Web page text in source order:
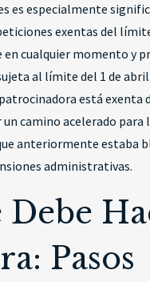
es especialmente
exentas del
en cualquier momento y
al límite del 1 de
está exenta
un camino acelerado para
anteriormente estaba
administrativas.
Debe
Pasos